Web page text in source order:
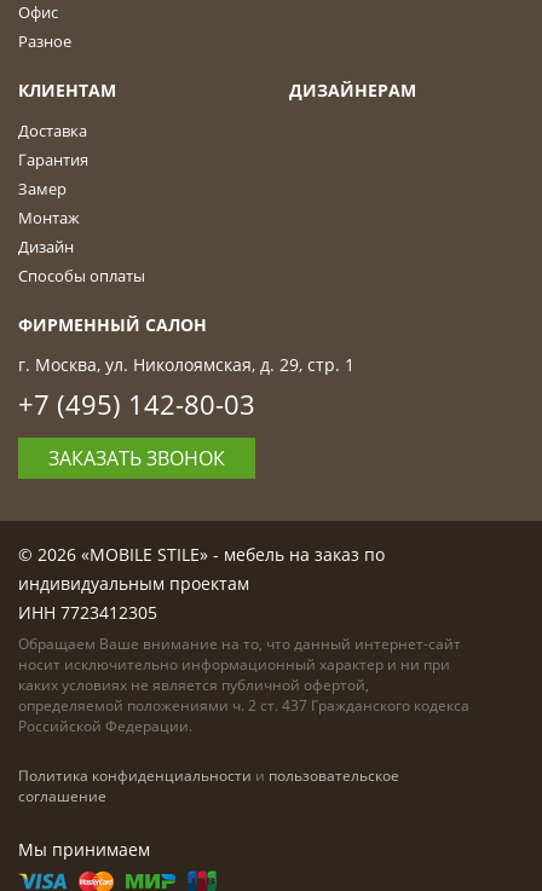
Офис
Разное
КЛИЕНТАМ
Доставка
Гарантия
Замер
Монтаж
Дизайн
Способы оплаты
ДИЗАЙНЕРАМ
ФИРМЕННЫЙ САЛОН
г. Москва, ул. Николоямская, д. 29, стр. 1
+7 (495) 142-80-03
ЗАКАЗАТЬ ЗВОНОК
© 2026 «MOBILE STILE» - мебель на заказ по
индивидуальным проектам
ИНН 7723412305
Обращаем Ваше внимание на то, что данный интернет-сайт
носит исключительно информационный характер и ни при
каких условиях не является публичной офертой,
определяемой положениями ч. 2 ст. 437 Гражданского кодекса
Российской Федерации.
Политика конфиденциальности и пользовательское
соглашение
Мы принимаем